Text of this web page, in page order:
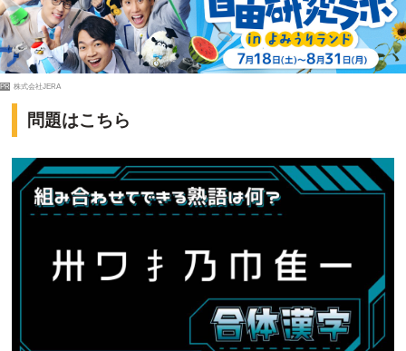
PR 株式会社JERA
問題はこちら